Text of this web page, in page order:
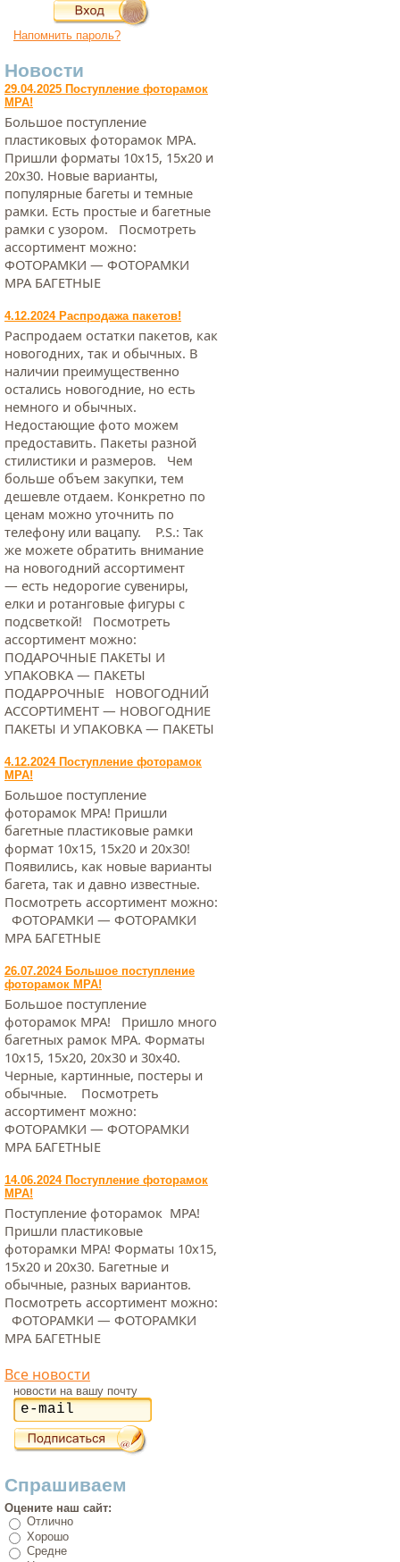
Напомнить пароль?
Новости
29.04.2025 Поступление фоторамок
МРА!
Большое поступление
пластиковых фоторамок МРА.
Пришли форматы 10х15, 15х20 и
20х30. Новые варианты,
популярные багеты и темные
рамки. Есть простые и багетные
рамки с узором. Посмотреть
ассортимент можно:
ФОТОРАМКИ — ФОТОРАМКИ
МРА БАГЕТНЫЕ
4.12.2024 Распродажа пакетов!
Распродаем остатки пакетов, как
новогодних, так и обычных. В
наличии преимущественно
остались новогодние, но есть
немного и обычных.
Недостающие фото можем
предоставить. Пакеты разной
стилистики и размеров. Чем
больше объем закупки, тем
дешевле отдаем. Конкретно по
ценам можно уточнить по
телефону или вацапу. Р.S.: Так
же можете обратить внимание
на новогодний ассортимент
— есть недорогие сувениры,
елки и ротанговые фигуры с
подсветкой! Посмотреть
ассортимент можно:
ПОДАРОЧНЫЕ ПАКЕТЫ И
УПАКОВКА — ПАКЕТЫ
ПОДАРРОЧНЫЕ НОВОГОДНИЙ
АССОРТИМЕНТ — НОВОГОДНИЕ
ПАКЕТЫ И УПАКОВКА — ПАКЕТЫ
4.12.2024 Поступление фоторамок
МРА!
Большое поступление
фоторамок МРА! Пришли
багетные пластиковые рамки
формат 10х15, 15х20 и 20х30!
Появились, как новые варианты
багета, так и давно известные.
Посмотреть ассортимент можно:
ФОТОРАМКИ — ФОТОРАМКИ
МРА БАГЕТНЫЕ
26.07.2024 Большое поступление
фоторамок МРА!
Большое поступление
фоторамок МРА! Пришло много
багетных рамок МРА. Форматы
10х15, 15х20, 20х30 и 30х40.
Черные, картинные, постеры и
обычные. Посмотреть
ассортимент можно:
ФОТОРАМКИ — ФОТОРАМКИ
МРА БАГЕТНЫЕ
14.06.2024 Поступление фоторамок
МРА!
Поступление фоторамок МРА!
Пришли пластиковые
фоторамки МРА! Форматы 10х15,
15х20 и 20х30. Багетные и
обычные, разных вариантов.
Посмотреть ассортимент можно:
ФОТОРАМКИ — ФОТОРАМКИ
МРА БАГЕТНЫЕ
Все новости
новости на вашу почту
Спрашиваем
Оцените наш сайт:
Отлично
Хорошо
Средне